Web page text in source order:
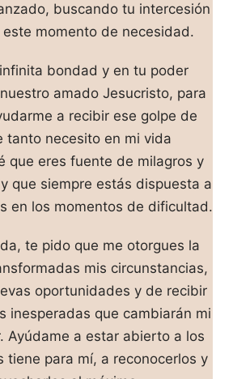
buscando tu intercesión
momento de necesidad.
bondad y en tu poder
amado Jesucristo, para
a recibir ese golpe de
tanto necesito en mi vida
que eres fuente de milagros y
que siempre estás dispuesta a
en los momentos de dificultad.
te pido que me otorgues la
mis circunstancias,
oportunidades y de recibir
inesperadas que cambiarán mi
Ayúdame a estar abierto a los
tiene para mí, a reconocerlos y